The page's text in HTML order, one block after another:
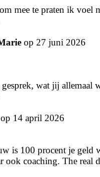
mee te praten ik voel
op 27 juni 2026
wat jij allemaal
op 14 april 2026
is 100 procent je
ook coaching. The real